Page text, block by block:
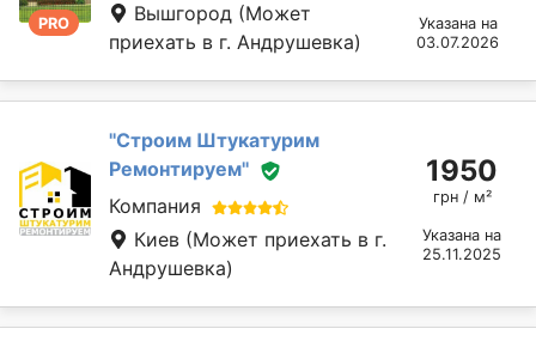
PRO
Вышгород (Может
приехать в г. Андрушевка)
Указана на
03.07.2026
''Строим Штукатурим
Ремонтируем''
Компания
Киев (Может приехать в г.
Андрушевка)
1950
грн / м²
Указана на
25.11.2025